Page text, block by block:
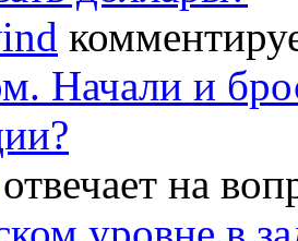
Начали и
отвечает на